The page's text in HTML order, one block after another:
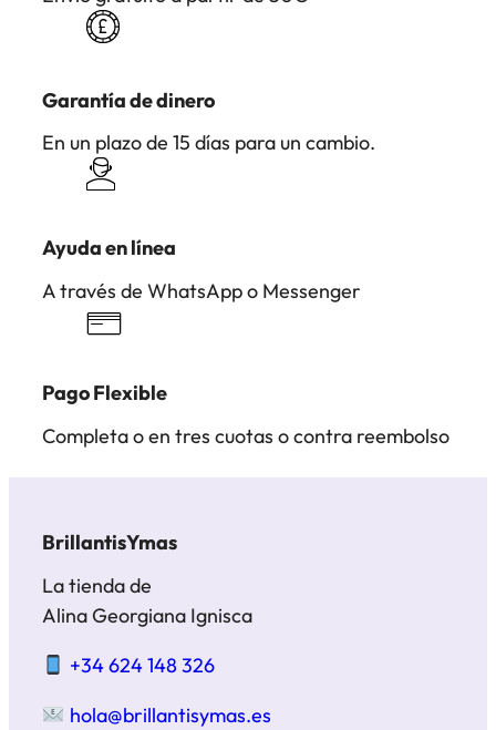
Garantía de dinero
En un plazo de 15 días para un cambio.
Ayuda en línea
A través de WhatsApp o Messenger
Pago Flexible
Completa o en tres cuotas o contra reembolso
BrillantisYmas
La tienda de
Alina Georgiana Ignisca
+34 624 148 326
hola@brillantisymas.es